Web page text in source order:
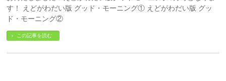
す！ えどがわだい版 グッド・モーニング① えどがわだい版 グッ
ド・モーニング②
この記事を読む